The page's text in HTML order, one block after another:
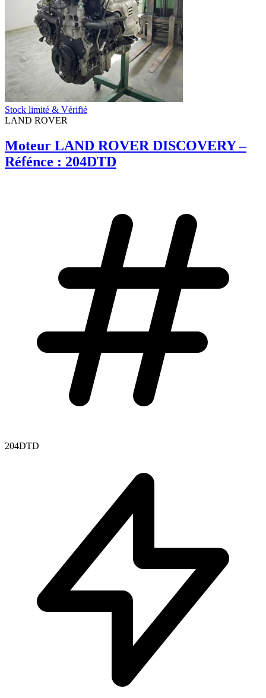
Stock limité & Vérifié
LAND ROVER
Moteur LAND ROVER DISCOVERY –
Réfénce : 204DTD
204DTD